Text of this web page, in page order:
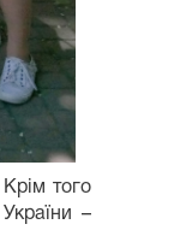
того
–